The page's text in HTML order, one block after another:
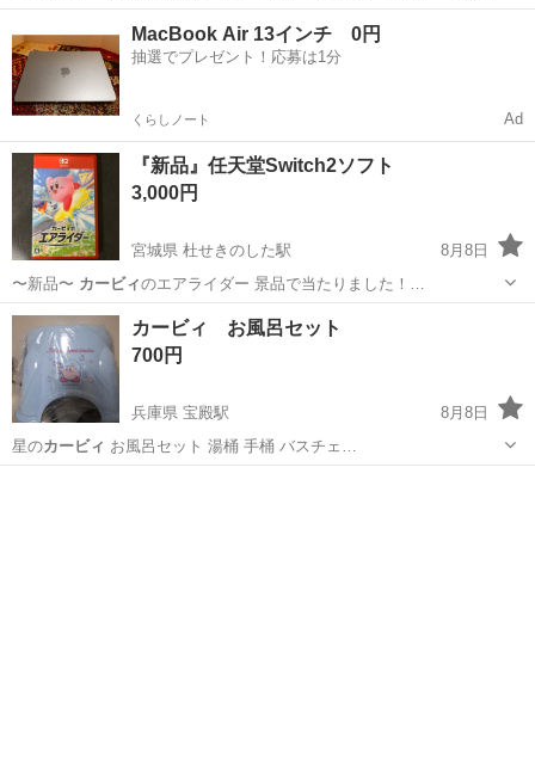
す。…
テレビゲーム
MacBook Air 13インチ 0円
抽選でプレゼント！応募は1分
くらしノート Ad
『新品』任天堂Switch2ソフト
3,000円
宮城県 杜せきのした駅
8月8日
〜新品〜 カービィのエアライダー 景品で当たりました！…
宮城 名取市 杜せきのした駅 テレビゲーム
カービィ お風呂セット
700円
兵庫県 宝殿駅
8月8日
星のカービィ お風呂セット 湯桶 手桶 バスチェ…